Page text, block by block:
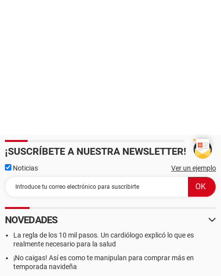
¡SUSCRÍBETE A NUESTRA NEWSLETTER!
Noticias Ver un ejemplo
NOVEDADES
La regla de los 10 mil pasos. Un cardiólogo explicó lo que es
realmente necesario para la salud
¡No caigas! Así es como te manipulan para comprar más en
temporada navideña